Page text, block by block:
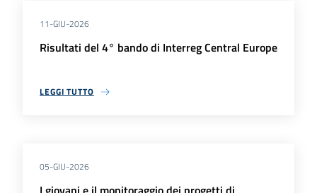
11-GIU-2026
Risultati del 4° bando di Interreg Central Europe
LEGGI TUTTO
05-GIU-2026